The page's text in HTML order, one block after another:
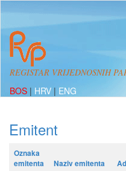
REGISTAR VRIJEDNOSNIH
BOS | HRV | ENG
Emitent
Oznaka
emitenta
Naziv emitenta